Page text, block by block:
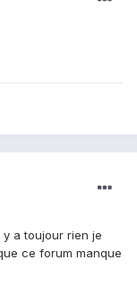
a toujour rien je
ce forum manque